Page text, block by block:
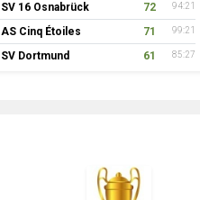
SV 16 Osnabrück 72 94:21
AS Cinq Étoiles 71 99:21
SV Dortmund 61 85:27